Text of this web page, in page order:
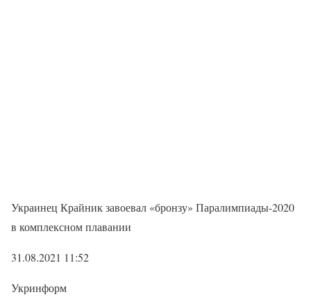
Украинец Крайник завоевал «бронзу» Паралимпиады-2020
в комплексном плавании
31.08.2021 11:52
Укринформ